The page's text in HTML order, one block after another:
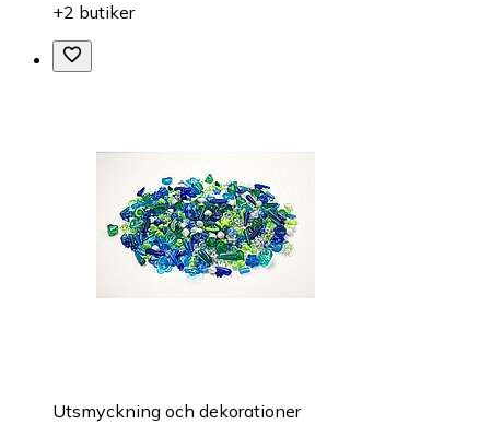
+2 butiker
Utsmyckning och dekorationer